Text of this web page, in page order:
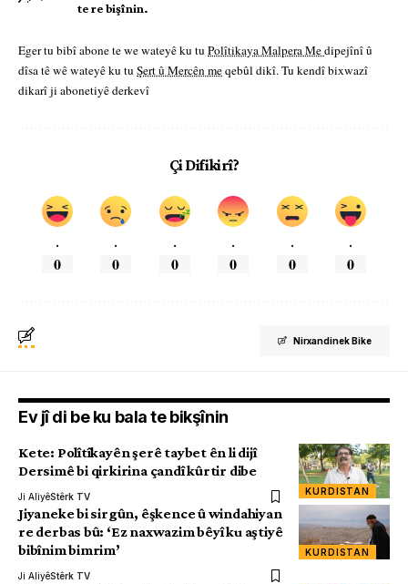
te re bişînin.
Eger tu bibî abone te we wateyê ku tu Polîtikaya Malpera Medipejînî û
dîsa tê wê wateyê ku tu Şert û Mercên meqebûl dikî. Tu kendî bixwazî
dikarî ji abonetiyê derkevî
Çi Difikirî?
.
0
.
0
.
0
.
0
.
0
.
0
Nirxandinek Bike
Ev jî di be ku bala te bikşînin
KURDISTAN
Kete: Polîtîkayên şerê taybet ên li dijî
Dersimê bi qirkirina çandî kûrtir dibe
Ji AliyêStêrk TV
KURDISTAN
Jiyaneke bi sirgûn, êşkence û windahiyan
re derbas bû: ‘Ez naxwazim bêyî ku aştiyê
bibînim bimrim’
Ji AliyêStêrk TV